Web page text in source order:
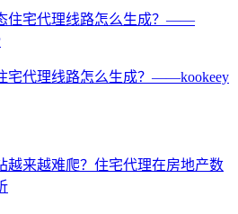
宅代理线路怎么生成？——kookeey